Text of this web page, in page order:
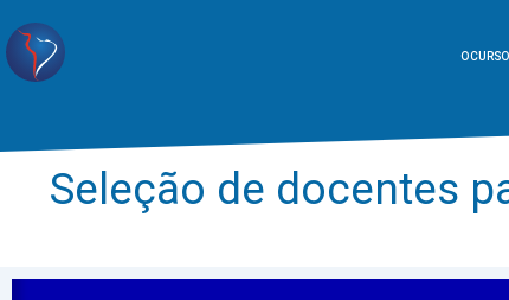
O CURSO
Seleção de docentes